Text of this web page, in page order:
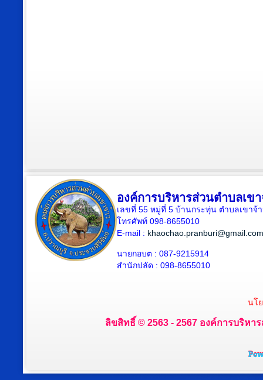
องค์การบริหารส่วนตำบลเข
เลขที่ 55 หมู่ที่ 5 บ้านกระทุ่น ตำบลเขาจ้
โทรศัพท์ 098-8655010
E-mail : khaochao.pranburi@gmail.com
นายกอบต : 087-9215914
สำนักปลัด : 098-8655010
นโ
ลิขสิทธิ์ © 2563 - 2567 องค์การบริหา